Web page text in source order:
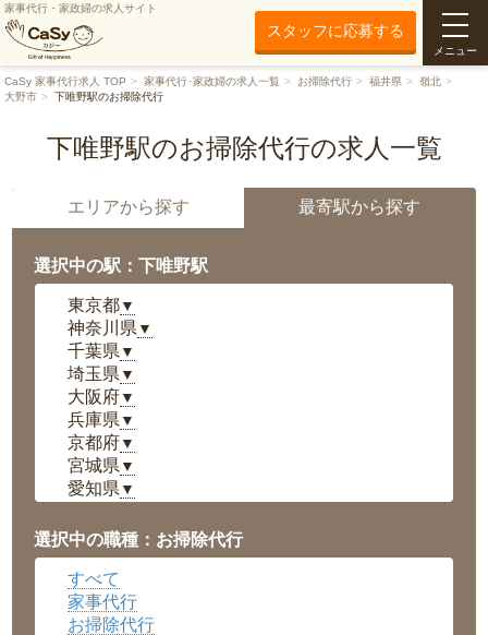
家事代行・家政婦の求人サイト
スタッフに応募する
メニュー
CaSy 家事代行求人 TOP 家事代行･家政婦の求人一覧 お掃除代行 福井県
嶺北
大野市
下唯野駅のお掃除代行
下唯野駅のお掃除代行の求人一覧
エリアから探す 最寄駅から探す
選択中の駅：下唯野駅
東京都▼
神奈川県 ▼
千葉県 ▼
埼玉県 ▼
大阪府▼
兵庫県 ▼
京都府▼
宮城県 ▼
愛知県 ▼
岡山県▼
広島県▼
沖縄県
選択中の職種：お掃除代行
すべて
家事代行
お掃除代行